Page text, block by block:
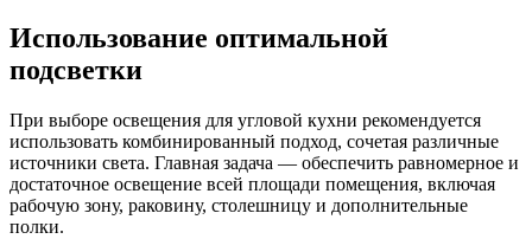
Использование оптимальной
подсветки
При выборе освещения для угловой кухни рекомендуется
использовать комбинированный подход, сочетая различные
источники света. Главная задача — обеспечить равномерное и
достаточное освещение всей площади помещения, включая
рабочую зону, раковину, столешницу и дополнительные
полки.